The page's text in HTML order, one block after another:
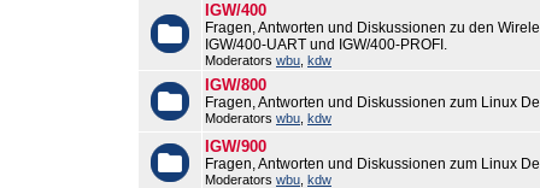
IGW/400
Fragen, Antworten und Diskussionen zu den
IGW/400-UART und IGW/400-PROFI.
Moderators wbu kdw
IGW/800
Fragen, Antworten und Diskussionen zum Linux
Moderators wbu kdw
IGW/900
Fragen, Antworten und Diskussionen zum Linux
Moderators wbu kdw